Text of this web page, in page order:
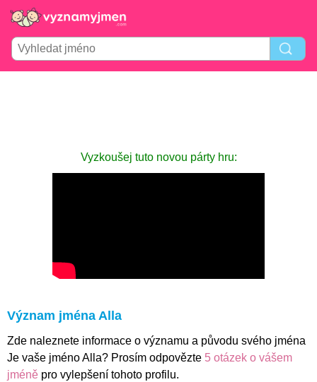
Vyzkoušej tuto novou párty hru:
Význam jména Alla
Zde naleznete informace o významu a původu svého jména
Je vaše jméno Alla? Prosím odpovězte 5 otázek o vášem
jméně pro vylepšení tohoto profilu.